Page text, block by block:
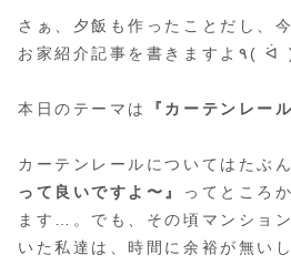
さぁ、夕飯も作ったことだし、
本日のテーマは 『カーテンレール
カーテンレールについてはたぶん
って良いですよ〜』
ってところ
ます…。でも、その頃マンショ
いた私達は、時間に余裕が無いし